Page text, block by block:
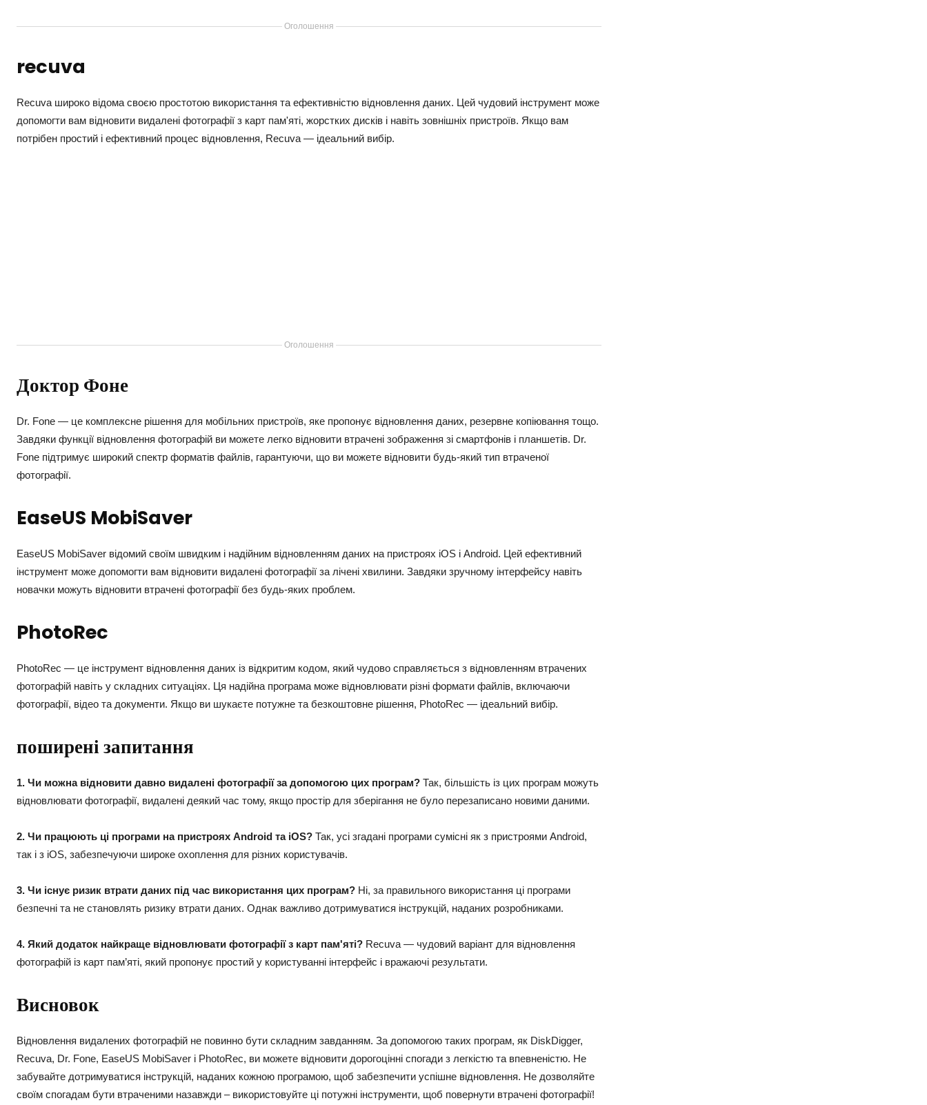
Оголошення
recuva
Recuva широко відома своєю простотою використання та ефективністю відновлення даних. Цей чудовий інструмент може
допомогти вам відновити видалені фотографії з карт пам'яті, жорстких дисків і навіть зовнішніх пристроїв. Якщо вам
потрібен простий і ефективний процес відновлення, Recuva — ідеальний вибір.
Оголошення
Доктор Фоне
Dr. Fone — це комплексне рішення для мобільних пристроїв, яке пропонує відновлення даних, резервне копіювання тощо.
Завдяки функції відновлення фотографій ви можете легко відновити втрачені зображення зі смартфонів і планшетів. Dr.
Fone підтримує широкий спектр форматів файлів, гарантуючи, що ви можете відновити будь-який тип втраченої
фотографії.
EaseUS MobiSaver
EaseUS MobiSaver відомий своїм швидким і надійним відновленням даних на пристроях iOS і Android. Цей ефективний
інструмент може допомогти вам відновити видалені фотографії за лічені хвилини. Завдяки зручному інтерфейсу навіть
новачки можуть відновити втрачені фотографії без будь-яких проблем.
PhotoRec
PhotoRec — це інструмент відновлення даних із відкритим кодом, який чудово справляється з відновленням втрачених
фотографій навіть у складних ситуаціях. Ця надійна програма може відновлювати різні формати файлів, включаючи
фотографії, відео та документи. Якщо ви шукаєте потужне та безкоштовне рішення, PhotoRec — ідеальний вибір.
поширені запитання
1. Чи можна відновити давно видалені фотографії за допомогою цих програм? Так, більшість із цих програм можуть
відновлювати фотографії, видалені деякий час тому, якщо простір для зберігання не було перезаписано новими даними.
2. Чи працюють ці програми на пристроях Android та iOS? Так, усі згадані програми сумісні як з пристроями Android,
так і з iOS, забезпечуючи широке охоплення для різних користувачів.
3. Чи існує ризик втрати даних під час використання цих програм? Ні, за правильного використання ці програми
безпечні та не становлять ризику втрати даних. Однак важливо дотримуватися інструкцій, наданих розробниками.
4. Який додаток найкраще відновлювати фотографії з карт пам'яті? Recuva — чудовий варіант для відновлення
фотографій із карт пам’яті, який пропонує простий у користуванні інтерфейс і вражаючі результати.
Висновок
Відновлення видалених фотографій не повинно бути складним завданням. За допомогою таких програм, як DiskDigger,
Recuva, Dr. Fone, EaseUS MobiSaver і PhotoRec, ви можете відновити дорогоцінні спогади з легкістю та впевненістю. Не
забувайте дотримуватися інструкцій, наданих кожною програмою, щоб забезпечити успішне відновлення. Не дозволяйте
своїм спогадам бути втраченими назавжди – використовуйте ці потужні інструменти, щоб повернути втрачені фотографії!